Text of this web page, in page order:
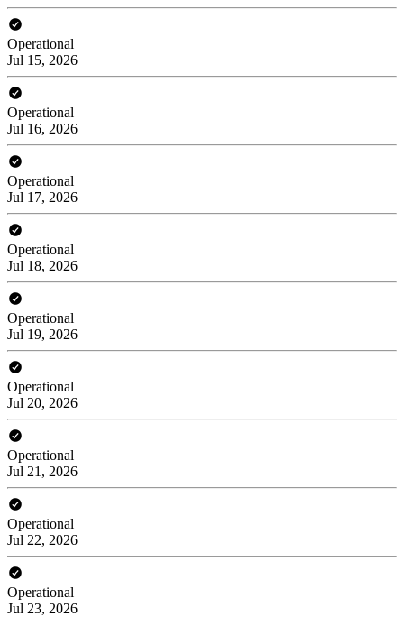
Operational
Jul 15, 2026
Operational
Jul 16, 2026
Operational
Jul 17, 2026
Operational
Jul 18, 2026
Operational
Jul 19, 2026
Operational
Jul 20, 2026
Operational
Jul 21, 2026
Operational
Jul 22, 2026
Operational
Jul 23, 2026